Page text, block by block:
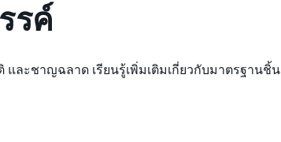
รค์
ละชาญฉลาด เรียนรู้เพิ่มเติมเกี่ยวกับมาตรฐานชิ้น